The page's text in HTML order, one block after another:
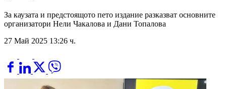
За каузата и предстоящото пето издание разказват основните
организатори Нели Чакалова и Дани Топалова
27 Май 2025 13:26 ч.